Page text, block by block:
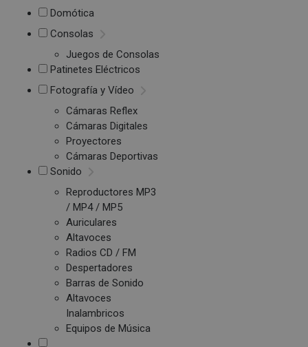
Domótica
Consolas
Juegos de Consolas
Patinetes Eléctricos
Fotografía y Vídeo
Cámaras Reflex
Cámaras Digitales
Proyectores
Cámaras Deportivas
Sonido
Reproductores MP3
/ MP4 / MP5
Auriculares
Altavoces
Radios CD / FM
Despertadores
Barras de Sonido
Altavoces
Inalambricos
Equipos de Música